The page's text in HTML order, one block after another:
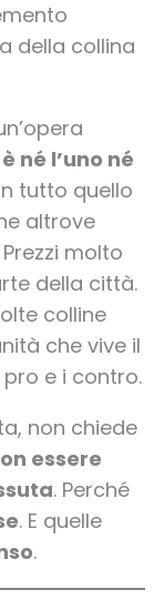
della collina
né l’uno né
tutto quello
altrove
molto
della città.
colline
che vive il
e i contro.
non chiede
essere
. Perché
. E quelle
.